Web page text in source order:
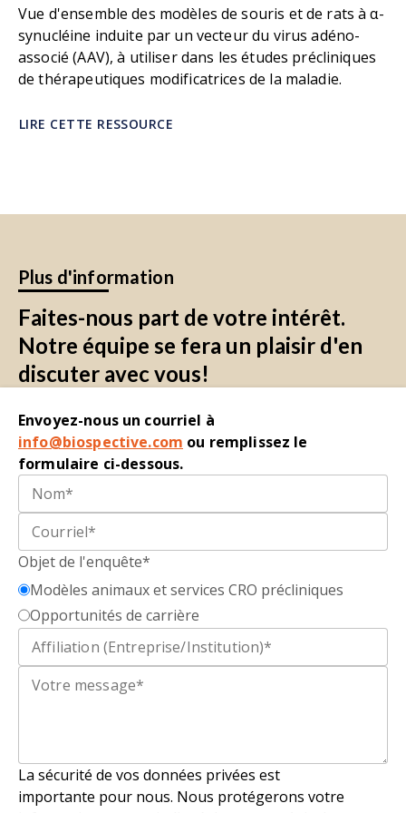
Lewis, S.J.G., Cooper, A., Dzamko, N. Evaluation
of plasma levels of NFL, GFAP, UCHL1, and tau
as Parkinson's disease biomarkers using
multiplexed single molecule counting. Sci. Rep.,
Vue d'ensemble des modèles de souris et de rats à α-
synucléine induite par un vecteur du virus adéno-
associé (AAV), à utiliser dans les études précliniques
de thérapeutiques modificatrices de la maladie.
LIRE CETTE RESSOURCE
Plus d'information
Faites-nous part de votre intérêt.
Notre équipe se fera un plaisir d'en
discuter avec vous!
Envoyez-nous un courriel à
info@biospective.com ou remplissez le
formulaire ci-dessous.
Objet de l'enquête*
Modèles animaux et services CRO précliniques
Opportunités de carrière
La sécurité de vos données privées est
importante pour nous. Nous protégerons votre